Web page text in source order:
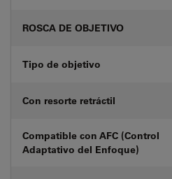
ROSCA DE OBJETIVO
Tipo de objetivo
Con resorte retráctil
Compatible con AFC (Control
Adaptativo del Enfoque)